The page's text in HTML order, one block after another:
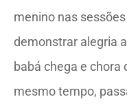
menino nas
demonstrar alegria
babá chega e chora
mesmo tempo,